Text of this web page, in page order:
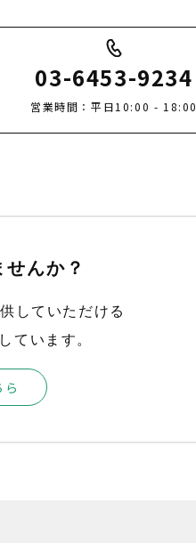
03-6453-9234
営業時間：平日10:00 - 18:00
んか？
していただける
ています。